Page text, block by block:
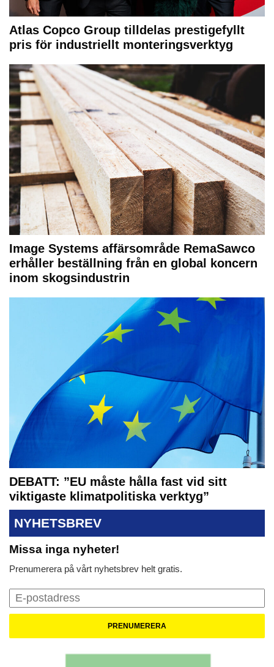
Atlas Copco Group tilldelas prestigefyllt
pris för industriellt monteringsverktyg
Image Systems affärsområde RemaSawco
erhåller beställning från en global koncern
inom skogsindustrin
DEBATT: ”EU måste hålla fast vid sitt
viktigaste klimatpolitiska verktyg”
NYHETSBREV
Missa inga nyheter!
Prenumerera på vårt nyhetsbrev helt gratis.